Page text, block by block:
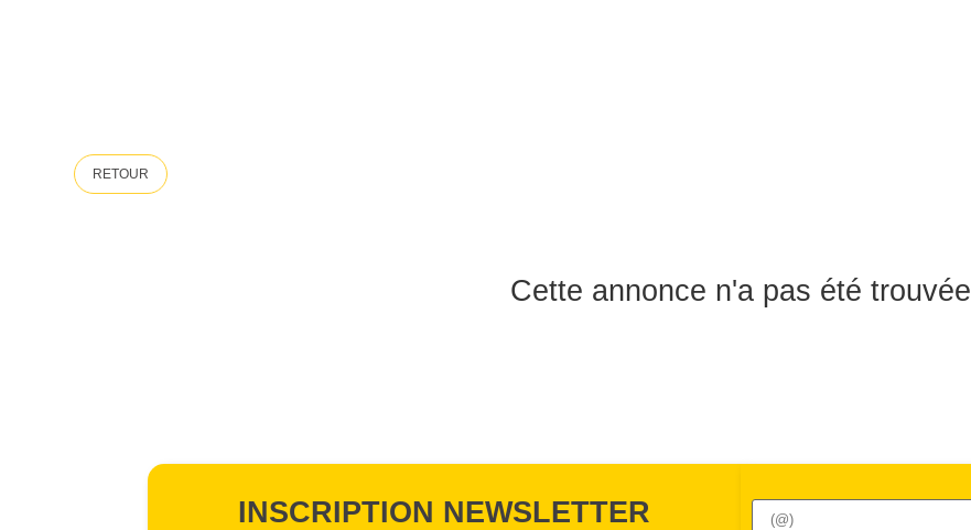
RETOUR
Cette annonce n'a pas été trouvée
INSCRIPTION NEWSLETTER